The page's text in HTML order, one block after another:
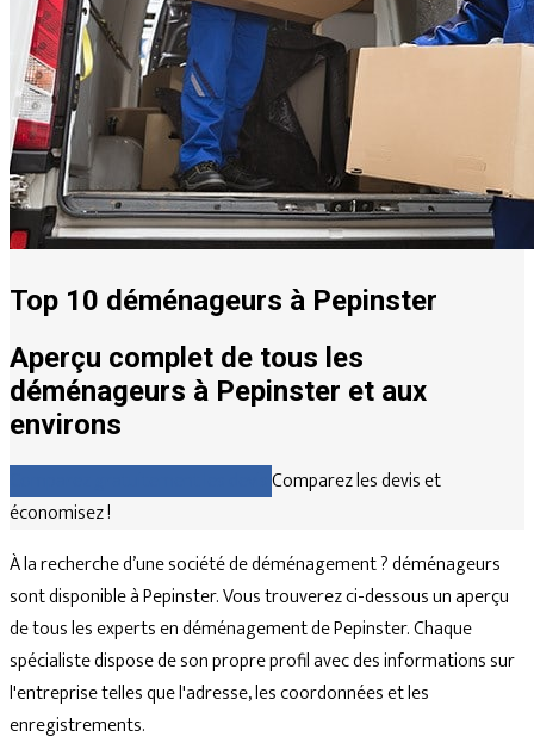
Top 10 déménageurs à Pepinster
Aperçu complet de tous les
déménageurs à Pepinster et aux
environs
Comparez les devis et
économisez !
À la recherche d’une société de déménagement ? déménageurs
sont disponible à Pepinster. Vous trouverez ci-dessous un aperçu
de tous les experts en déménagement de Pepinster. Chaque
spécialiste dispose de son propre profil avec des informations sur
l'entreprise telles que l'adresse, les coordonnées et les
enregistrements.